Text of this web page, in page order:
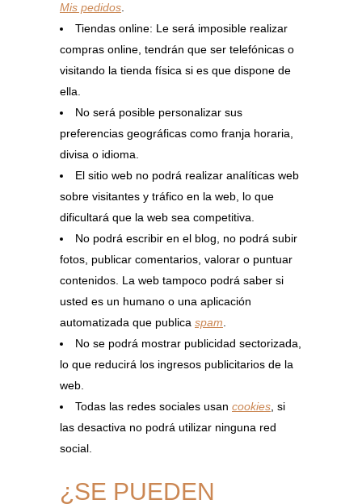
Mis pedidos
Tiendas online: Le será imposible realizar
compras online, tendrán que ser telefónicas o
visitando la tienda física si es que dispone de
ella.
No será posible personalizar sus
preferencias geográficas como franja horaria,
divisa o idioma.
El sitio web no podrá realizar analíticas web
sobre visitantes y tráfico en la web, lo que
dificultará que la web sea competitiva.
No podrá escribir en el blog, no podrá subir
fotos, publicar comentarios, valorar o puntuar
contenidos. La web tampoco podrá saber si
usted es un humano o una aplicación
automatizada que publica spam
No se podrá mostrar publicidad sectorizada,
lo que reducirá los ingresos publicitarios de la
web.
Todas las redes sociales usan cookies , si
las desactiva no podrá utilizar ninguna red
social.
¿SE PUEDEN